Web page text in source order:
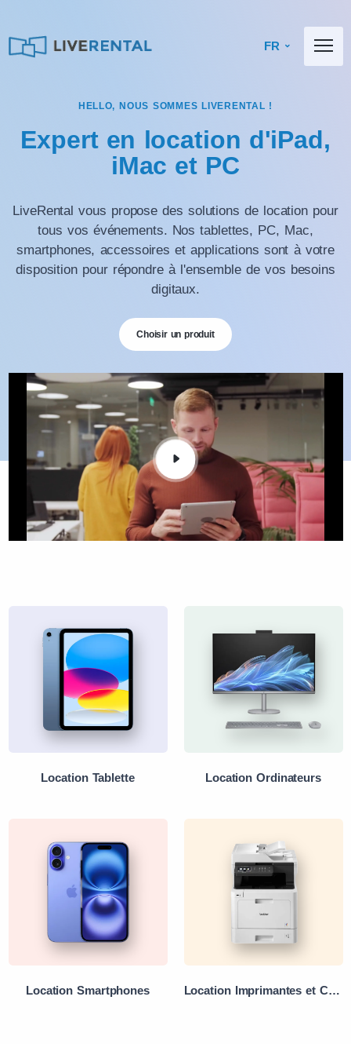
FR
HELLO, NOUS SOMMES LIVERENTAL !
Expert en location d'iPad,
iMac et PC
LiveRental vous propose des solutions de location pour
tous vos événements. Nos tablettes, PC, Mac,
smartphones, accessoires et applications sont à votre
disposition pour répondre à l'ensemble de vos besoins
digitaux.
Choisir un produit
Location Tablette Location Ordinateurs
Location Smartphones Location Imprimantes et Copieurs